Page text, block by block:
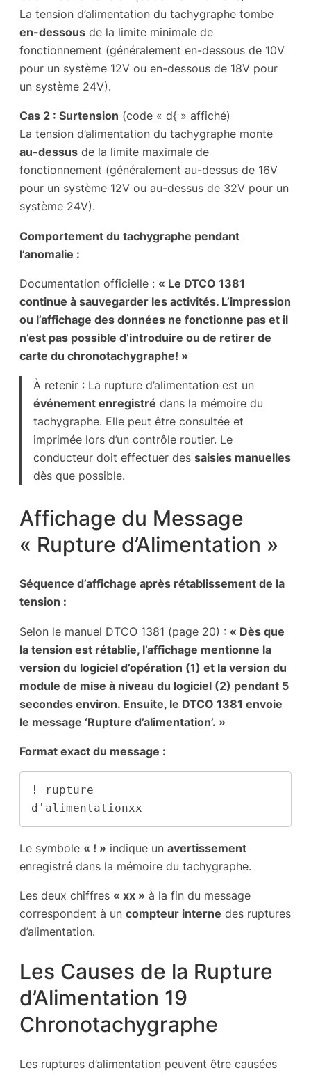
La tension d’alimentation du tachygraphe tombe
en-dessous de la limite minimale de
fonctionnement (généralement en-dessous de 10V
pour un système 12V ou en-dessous de 18V pour
un système 24V).
Cas 2 : Surtension (code « d{ » affiché)
La tension d’alimentation du tachygraphe monte
au-dessus de la limite maximale de
fonctionnement (généralement au-dessus de 16V
pour un système 12V ou au-dessus de 32V pour un
système 24V).
Comportement du tachygraphe pendant
l’anomalie :
Documentation officielle : « Le DTCO 1381
continue à sauvegarder les activités. L’impression
ou l’affichage des données ne fonctionne pas et il
n’est pas possible d’introduire ou de retirer de
carte du chronotachygraphe! »
À retenir : La rupture d’alimentation est un
événement enregistré dans la mémoire du
tachygraphe. Elle peut être consultée et
imprimée lors d’un contrôle routier. Le
conducteur doit effectuer dessaisies manuelles
dès que possible.
Affichage du Message
« Rupture d’Alimentation »
Séquence d’affichage après rétablissement de la
tension :
Selon le manuel DTCO 1381 (page 20) : « Dès que
la tension est rétablie, l’affichage mentionne la
version du logiciel d’opération (1) et la version du
module de mise à niveau du logiciel (2) pendant 5
secondes environ. Ensuite, le DTCO 1381 envoie
le message ‘Rupture d’alimentation’. »
Format exact du message :
! rupture
d'alimentationxx
Le symbole « ! » indique un avertissement
enregistré dans la mémoire du tachygraphe.
Les deux chiffres « xx » à la fin du message
correspondent à un compteur interne des ruptures
d’alimentation.
Les Causes de la Rupture
d’Alimentation 19
Chronotachygraphe
Les ruptures d’alimentation peuvent être causées